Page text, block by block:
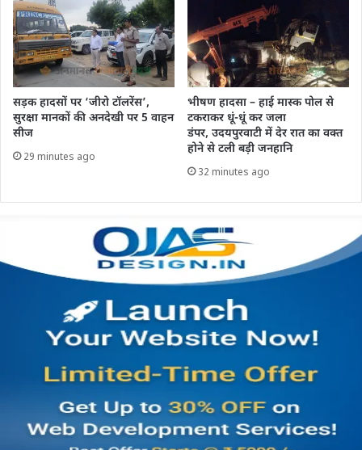
सड़क हादसों पर ‘जीरो टॉलरेंस’,
सुरक्षा मानकों की अनदेखी पर 5 वाहन
सीज
29 minutes ago
भीषण हादसा – हाई मास्क पोल से
टकराकर धूं-धूं कर जला
डंपर, उदयपुरवाटी में देर रात का वक्त
होने से टली बड़ी जनहानि
32 minutes ago